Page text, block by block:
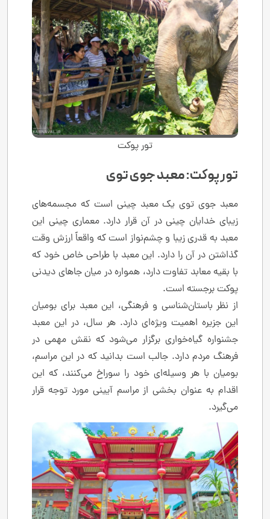
تور پوکت
تور پوکت: معبد جوی توی
معبد جوی توی یک معبد چینی است که مجسمه‌های
زیبای خدایان چینی در آن قرار دارد. معماری چینی این
معبد به قدری زیبا و چشم‌نواز است که واقعاً ارزش وقت
گذاشتن در آن را دارد. این معبد با طراحی خاص خود که
با بقیه معابد تفاوت دارد، همواره در میان جاهای دیدنی
پوکت برجسته است.
از نظر باستان‌شناسی و فرهنگی، این معبد برای بومیان
این جزیره اهمیت ویژه‌ای دارد. هر سال، در این معبد
جشنواره گیاه‌خواری برگزار می‌شود که نقش مهمی در
فرهنگ مردم دارد. جالب است بدانید که در این مراسم،
بومیان با هر وسیله‌ای خود را سوراخ می‌کنند، که این
اقدام به عنوان بخشی از مراسم آیینی مورد توجه قرار
می‌گیرد.